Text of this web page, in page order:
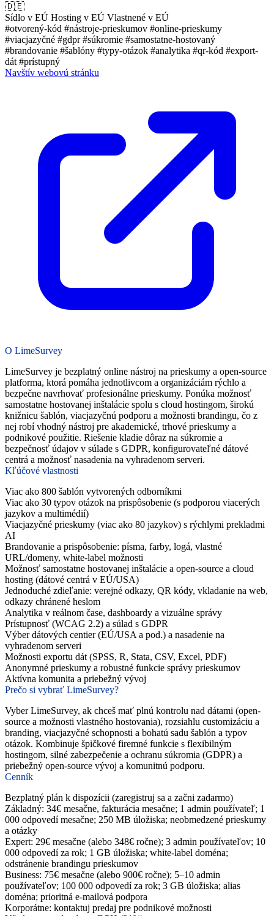
🇩🇪
Sídlo v EÚ Hosting v EÚ Vlastnené v EÚ
#otvorený-kód #nástroje-prieskumov #online-prieskumy
#viacjazyčné #gdpr#súkromie #samostatne-hostovaný
#brandovanie #šablóny #typy-otázok #analytika #qr-kód #export-
dát #prístupný
Navštív webovú stránku
O LimeSurvey
LimeSurvey je bezplatný online nástroj na prieskumy a open-source
platforma, ktorá pomáha jednotlivcom a organizáciám rýchlo a
bezpečne navrhovať profesionálne prieskumy. Ponúka možnosť
samostatne hostovanej inštalácie spolu s cloud hostingom, širokú
knižnicu šablón, viacjazyčnú podporu a možnosti brandingu, čo z
nej robí vhodný nástroj pre akademické, trhové prieskumy a
podnikové použitie. Riešenie kladie dôraz na súkromie a
bezpečnosť údajov v súlade s GDPR, konfigurovateľné dátové
centrá a možnosť nasadenia na vyhradenom serveri.
Kľúčové vlastnosti
Viac ako 800 šablón vytvorených odborníkmi
Viac ako 30 typov otázok na prispôsobenie (s podporou viacerých
jazykov a multimédií)
Viacjazyčné prieskumy (viac ako 80 jazykov) s rýchlymi prekladmi
AI
Brandovanie a prispôsobenie: písma, farby, logá, vlastné
URL/domeny, white-label možnosti
Možnosť samostatne hostovanej inštalácie a open-source a cloud
hosting (dátové centrá v EÚ/USA)
Jednoduché zdieľanie: verejné odkazy, QR kódy, vkladanie na web,
odkazy chránené heslom
Analytika v reálnom čase, dashboardy a vizuálne správy
Prístupnosť (WCAG 2.2) a súlad s GDPR
Výber dátových centier (EÚ/USA a pod.) a nasadenie na
vyhradenom serveri
Možnosti exportu dát (SPSS, R, Stata, CSV, Excel, PDF)
Anonymné prieskumy a robustné funkcie správy prieskumov
Aktívna komunita a priebežný vývoj
Prečo si vybrať LimeSurvey?
Vyber LimeSurvey, ak chceš mať plnú kontrolu nad dátami (open-
source a možnosti vlastného hostovania), rozsiahlu customizáciu a
branding, viacjazyčné schopnosti a bohatú sadu šablón a typov
otázok. Kombinuje špičkové firemné funkcie s flexibilným
hostingom, silné zabezpečenie a ochranu súkromia (GDPR) a
priebežný open-source vývoj a komunitnú podporu.
Cenník
Bezplatný plán k dispozícii (zaregistruj sa a začni zadarmo)
Základný: 34€ mesačne, fakturácia mesačne; 1 admin používateľ; 1
000 odpovedí mesačne; 250 MB úložiska; neobmedzené prieskumy
a otázky
Expert: 29€ mesačne (alebo 348€ ročne); 3 admin používateľov; 10
000 odpovedí za rok; 1 GB úložiska; white-label doména;
odstránenie brandingu prieskumov
Business: 75€ mesačne (alebo 900€ ročne); 5–10 admin
používateľov; 100 000 odpovedí za rok; 3 GB úložiska; alias
doména; prioritná e-mailová podpora
Korporátne: kontaktuj predaj pre podnikové možnosti